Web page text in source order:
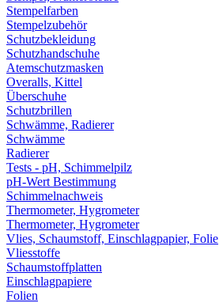
Stempelfarben
Stempelzubehör
Schutzbekleidung
Schutzhandschuhe
Atemschutzmasken
Overalls, Kittel
Überschuhe
Schutzbrillen
Schwämme, Radierer
Schwämme
Radierer
Tests - pH, Schimmelpilz
pH-Wert Bestimmung
Schimmelnachweis
Thermometer, Hygrometer
Thermometer, Hygrometer
Vlies, Schaumstoff, Einschlagpapier, Folie
Vliesstoffe
Schaumstoffplatten
Einschlagpapiere
Folien